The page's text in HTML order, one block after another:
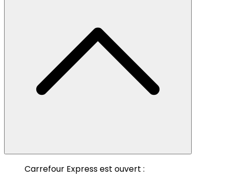
Carrefour Express est ouvert :